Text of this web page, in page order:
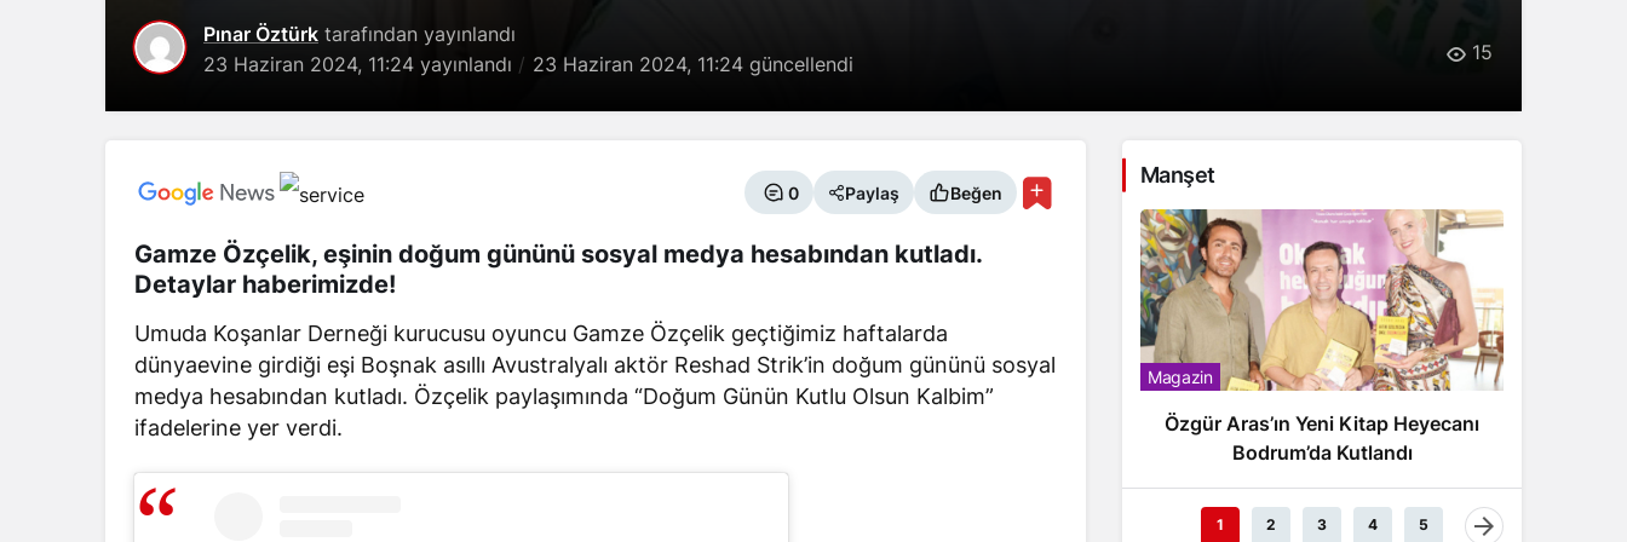
Pınar Öztürk tarafından yayınlandı
23 Haziran 2024, 11:24 yayınlandı 23 Haziran 2024, 11:24 güncellendi 15
0 Paylaş Beğen
Gamze Özçelik, eşinin doğum gününü sosyal medya hesabından kutladı.
Detaylar haberimizde!
Umuda Koşanlar Derneği kurucusu oyuncu Gamze Özçelik geçtiğimiz haftalarda
dünyaevine girdiği eşi Boşnak asıllı Avustralyalı aktör Reshad Strik’in doğum gününü sosyal
medya hesabından kutladı. Özçelik paylaşımında “Doğum Günün Kutlu Olsun Kalbim”
ifadelerine yer verdi.
Manşet
Magazin
Özgür Aras’ın Yeni Kitap Heyecanı
Bodrum’da Kutlandı
1 2 3 4 5